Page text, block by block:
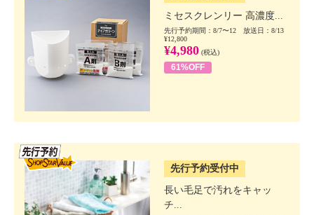
ミセスクレンリー 高濃度...
先行予約期間：8/7〜12 放送日：8/13
¥12,800
¥4,980 (税込)
61%OFF
先行予約受付中
長い毛足で汚れをキャッ
チ...